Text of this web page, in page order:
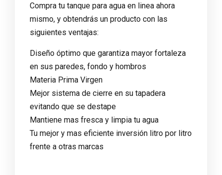
Compra tu tanque para agua en linea ahora
mismo, y obtendrás un producto con las
siguientes ventajas:
Diseño óptimo que garantiza mayor fortaleza
en sus paredes, fondo y hombros
Materia Prima Virgen
Mejor sistema de cierre en su tapadera
evitando que se destape
Mantiene mas fresca y limpia tu agua
Tu mejor y mas eficiente inversión litro por litro
frente a otras marcas